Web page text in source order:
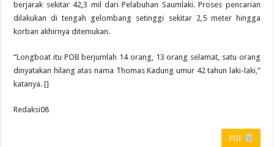
berjarak sekitar 42,3 mil dari Pelabuhan Saumlaki. Proses pencarian
dilakukan di tengah gelombang setinggi sekitar 2,5 meter hingga
korban akhirnya ditemukan.
“Longboat itu POB berjumlah 14 orang, 13 orang selamat, satu orang
dinyatakan hilang atas nama Thomas Kadung umur 42 tahun laki-laki,”
katanya. []
Redaksi08
PDF